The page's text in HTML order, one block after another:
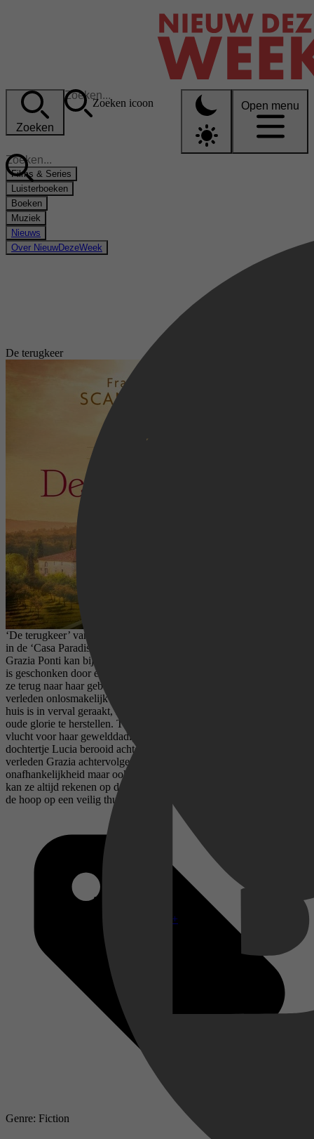
Zoeken
Zoeken icoon Open menu
Films & Series
Disney+
Luisterboeken
Boeken
Muziek
Nieuws
Over NieuwDezeWeek
De terugkeer
‘De terugkeer’ van Francesca Scanacapra is het derde en laatste deel
in de ‘Casa Paradiso’-trilogie. Italië, 1963. De inmiddels volwassen
Grazia Ponti kan bijna niet geloven dat haar ouderlijk huis aan haar
is geschonken door een oude vriend. Samen met haar dochter keert
ze terug naar haar geboortedorp Pieve Santa Clara, waar heden en
verleden onlosmakelijk met elkaar verbonden zijn. Het prachtige
huis is in verval geraakt, maar Grazia is vastbesloten om het in zijn
oude glorie te herstellen. Toch is het leven verre van perfect. Op de
vlucht voor haar gewelddadige echtgenote zijn Grazia en haar
dochtertje Lucia berooid achtergebleven. Bovendien blijft het
verleden Grazia achtervolgen en moet ze strijden om niet alleen haar
onafhankelijkheid maar ook haar dochter te behouden. Gelukkig
kan ze altijd rekenen op de steun van haar dorpsgenoten en geeft ze
de hoop op een veilig thuis niet op.
Genre: Fiction